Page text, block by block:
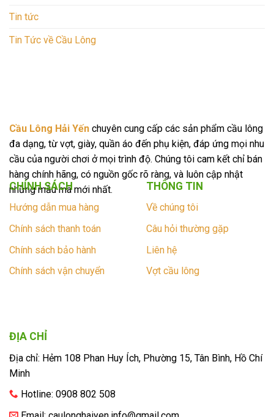
Tin tức
Tin Tức về Cầu Lông
Cầu Lông Hải Yến chuyên cung cấp các sản phẩm cầu lông
đa dạng, từ vợt, giày, quần áo đến phụ kiện, đáp ứng mọi nhu
cầu của người chơi ở mọi trình độ. Chúng tôi cam kết chỉ bán
hàng chính hãng, có nguồn gốc rõ ràng, và luôn cập nhật
những mẫu mã mới nhất.
CHÍNH SÁCH
Hướng dẫn mua hàng
Chính sách thanh toán
Chính sách bảo hành
Chính sách vận chuyển
THÔNG TIN
Về chúng tôi
Câu hỏi thường gặp
Liên hệ
Vợt cầu lông
ĐỊA CHỈ
Địa chỉ: Hẻm 108 Phan Huy Ích, Phường 15, Tân Bình, Hồ Chí
Minh
Hotline: 0908 802 508